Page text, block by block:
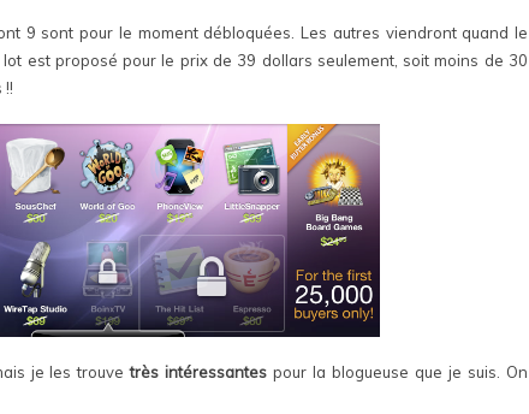
9 sont pour le moment débloquées. Les autres viendront quand le
est proposé pour le prix de 39 dollars seulement, soit moins de 30
!!
je les trouvetrès intéressantes pour la blogueuse que je suis. On